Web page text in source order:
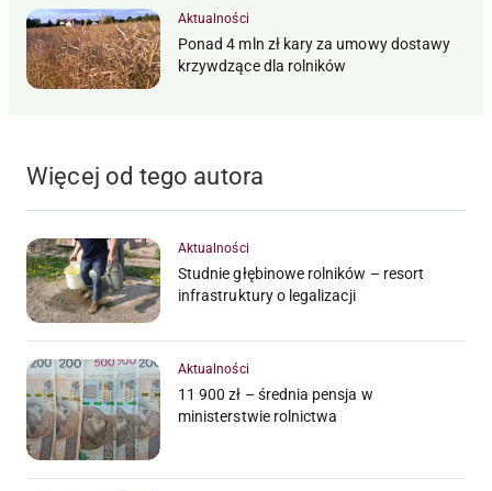
Aktualności
Ponad 4 mln zł kary za umowy dostawy
krzywdzące dla rolników
Więcej od tego autora
Aktualności
Studnie głębinowe rolników – resort
infrastruktury o legalizacji
Aktualności
11 900 zł – średnia pensja w
ministerstwie rolnictwa